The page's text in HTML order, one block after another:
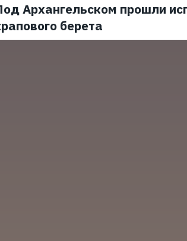
Архангельском прошли
берета